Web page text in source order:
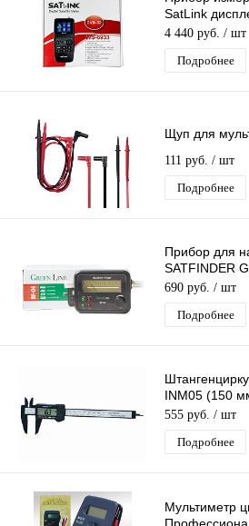
SatLink
транспондер
4 440 руб. / шт
Подробнее
Щуп для
111 руб. / шт
Подробнее
Прибор для
SATFINDER
стрелочный
сигнала
690 руб. / шт
Подробнее
INM05 (150
показатели
555 руб. / шт
Подробнее
Мультиметр